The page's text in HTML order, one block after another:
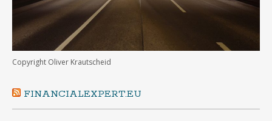
Copyright Oliver Krautscheid
FINANCIALEXPERT.EU